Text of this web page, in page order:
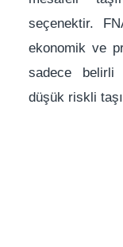
seçenektir.
ekonomik ve
sadece belirli
düşük riskli